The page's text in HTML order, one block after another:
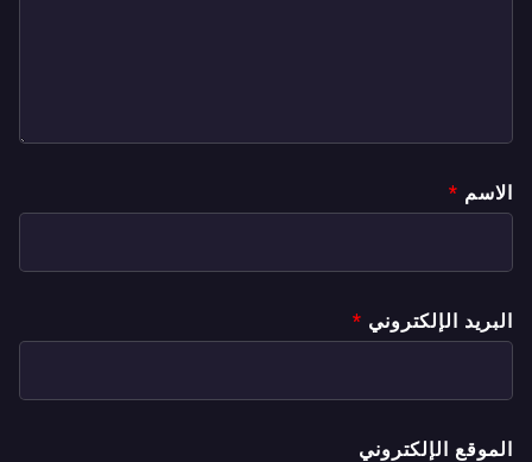
الاسم*
البريد الإلكتروني*
الموقع الإلكتروني